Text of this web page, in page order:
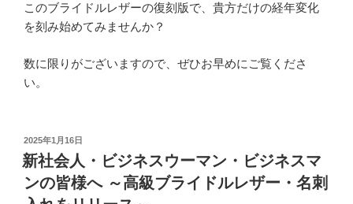
このブライドルレザーの復刻版で、貴方だけの経年変化
を刻み始めてみませんか？
数に限りがございますので、ぜひお早めにご覧くださ
い。
投
稿
日:
2025年1月16日
新社会人・ビジネスウーマン・ビジネスマ
ンの皆様へ ～高級ブライドルレザー・名刺